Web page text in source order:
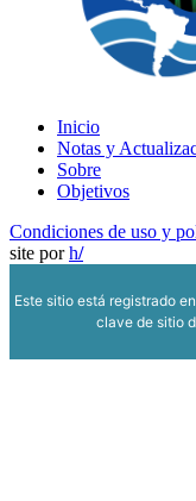
Inicio
Notas y
Sobre
Objetivos
Condiciones de uso y
site por h/
Este sitio está registrado en
clave de sitio